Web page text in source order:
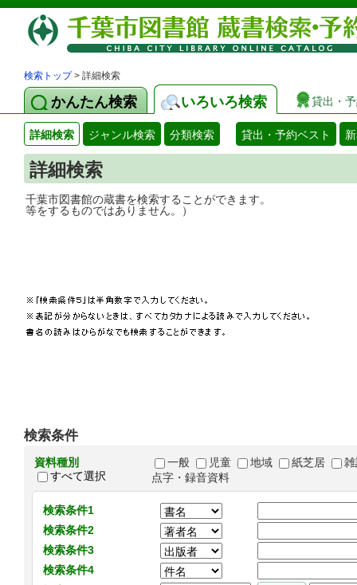
検索トップ> 詳細検索
かんたん検索 いろいろ検索 貸出・
詳細検索 ジャンル検索 分類検索 貸出・予約ベスト
詳細検索
千葉市図書館の蔵書を検索することがで
等をするものではありません。）
検索条件
資料種別
すべて選択
一般 児童 地域 紙芝居
点字・録音資料
検索条件1
検索条件2
検索条件3
検索条件4